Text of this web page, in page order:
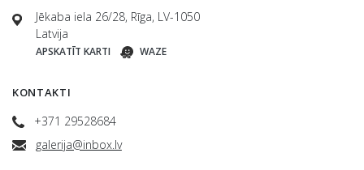
Jēkaba iela 26/28, Rīga, LV-1050
Latvija
APSKATĪT KARTI WAZE
KONTAKTI
+371 29528684
galerija@inbox.lv